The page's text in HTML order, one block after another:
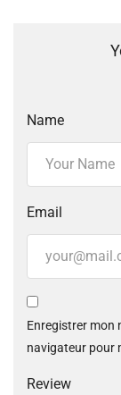
Name
Email
Enregistrer mon
navigateur pour
Review